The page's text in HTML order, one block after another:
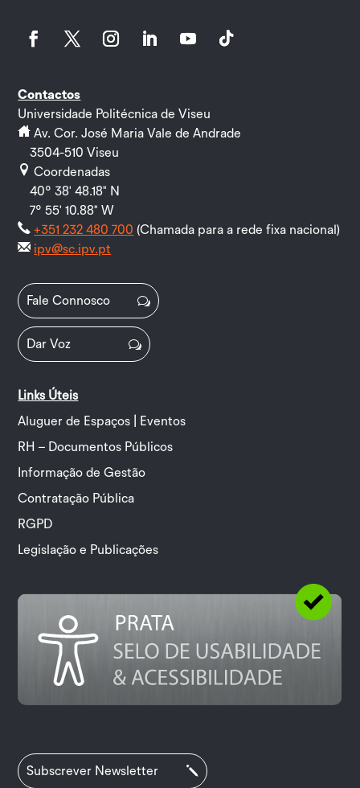
Contactos
Universidade Politécnica de Viseu
Av. Cor. José Maria Vale de Andrade
3504-510 Viseu
Coordenadas
40º 38' 48.18" N
7º 55' 10.88" W
+351 232 480 700 (Chamada para a rede fixa nacional)
ipv@sc.ipv.pt
Fale Connosco
Dar Voz
Links Úteis
Aluguer de Espaços | Eventos
RH – Documentos Públicos
Informação de Gestão
Contratação Pública
RGPD
Legislação e Publicações
Subscrever Newsletter